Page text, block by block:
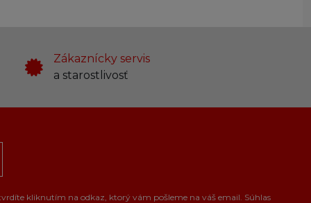
Zákaznícky servis
a starostlivosť
kliknutím na odkaz, ktorý vám pošleme na váš email. Súhlas